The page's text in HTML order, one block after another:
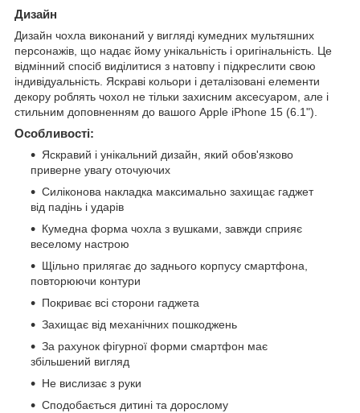
Дизайн
Дизайн чохла виконаний у вигляді кумедних мультяшних
персонажів, що надає йому унікальність і оригінальність. Це
відмінний спосіб виділитися з натовпу і підкреслити свою
індивідуальність. Яскраві кольори і деталізовані елементи
декору роблять чохол не тільки захисним аксесуаром, але і
стильним доповненням до вашого Apple iPhone 15 (6.1").
Особливості:
Яскравий і унікальний дизайн, який обов'язково
приверне увагу оточуючих
Силіконова накладка максимально захищає гаджет
від падінь і ударів
Кумедна форма чохла з вушками, завжди сприяє
веселому настрою
Щільно прилягає до заднього корпусу смартфона,
повторюючи контури
Покриває всі сторони гаджета
Захищає від механічних пошкоджень
За рахунок фігурної форми смартфон має
збільшений вигляд
Не вислизає з руки
Сподобається дитині та дорослому